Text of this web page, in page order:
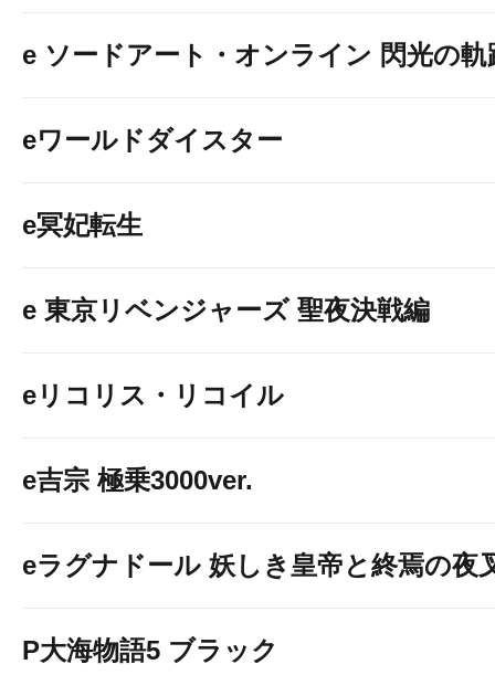
e ソードアート・オンライン 閃光の軌
eワールドダイスター
e冥妃転生
e 東京リベンジャーズ 聖夜決戦編
eリコリス・リコイル
e吉宗 極乗3000ver.
eラグナドール 妖しき皇帝と終焉の夜
P大海物語5 ブラック